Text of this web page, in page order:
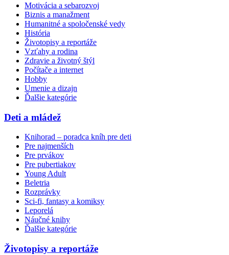
Motivácia a sebarozvoj
Biznis a manažment
Humanitné a spoločenské vedy
História
Životopisy a reportáže
Vzťahy a rodina
Zdravie a životný štýl
Počítače a internet
Hobby
Umenie a dizajn
Ďalšie kategórie
Deti a mládež
Knihorad – poradca kníh pre deti
Pre najmenších
Pre prvákov
Pre pubertiakov
Young Adult
Beletria
Rozprávky
Sci-fi, fantasy a komiksy
Leporelá
Náučné knihy
Ďalšie kategórie
Životopisy a reportáže